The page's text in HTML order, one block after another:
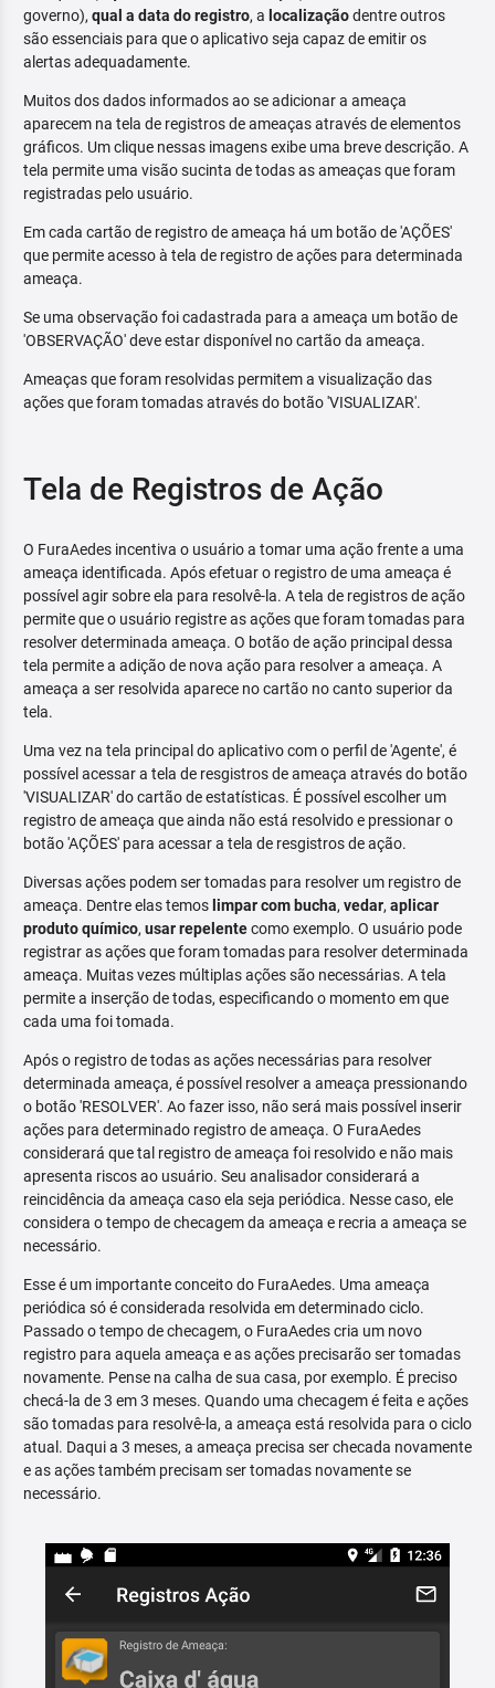
governo), qual a data do registro, a localizaçãodentre outros
são essenciais para que o aplicativo seja capaz de emitir os
alertas adequadamente.
Muitos dos dados informados ao se adicionar a ameaça
aparecem na tela de registros de ameaças através de elementos
gráficos. Um clique nessas imagens exibe uma breve descrição. A
tela permite uma visão sucinta de todas as ameaças que foram
registradas pelo usuário.
Em cada cartão de registro de ameaça há um botão de 'AÇÕES'
que permite acesso à tela de registro de ações para determinada
ameaça.
Se uma observação foi cadastrada para a ameaça um botão de
'OBSERVAÇÃO' deve estar disponível no cartão da ameaça.
Ameaças que foram resolvidas permitem a visualização das
ações que foram tomadas através do botão 'VISUALIZAR'.
Tela de Registros de Ação
O FuraAedes incentiva o usuário a tomar uma ação frente a uma
ameaça identificada. Após efetuar o registro de uma ameaça é
possível agir sobre ela para resolvê-la. A tela de registros de ação
permite que o usuário registre as ações que foram tomadas para
resolver determinada ameaça. O botão de ação principal dessa
tela permite a adição de nova ação para resolver a ameaça. A
ameaça a ser resolvida aparece no cartão no canto superior da
tela.
Uma vez na tela principal do aplicativo com o perfil de 'Agente', é
possível acessar a tela de resgistros de ameaça através do botão
'VISUALIZAR' do cartão de estatísticas. É possível escolher um
registro de ameaça que ainda não está resolvido e pressionar o
botão 'AÇÕES' para acessar a tela de resgistros de ação.
Diversas ações podem ser tomadas para resolver um registro de
ameaça. Dentre elas temos limpar com bucha, vedar, aplicar
produto químico, usar repelentecomo exemplo. O usuário pode
registrar as ações que foram tomadas para resolver determinada
ameaça. Muitas vezes múltiplas ações são necessárias. A tela
permite a inserção de todas, especificando o momento em que
cada uma foi tomada.
Após o registro de todas as ações necessárias para resolver
determinada ameaça, é possível resolver a ameaça pressionando
o botão 'RESOLVER'. Ao fazer isso, não será mais possível inserir
ações para determinado registro de ameaça. O FuraAedes
considerará que tal registro de ameaça foi resolvido e não mais
apresenta riscos ao usuário. Seu analisador considerará a
reincidência da ameaça caso ela seja periódica. Nesse caso, ele
considera o tempo de checagem da ameaça e recria a ameaça se
necessário.
Esse é um importante conceito do FuraAedes. Uma ameaça
periódica só é considerada resolvida em determinado ciclo.
Passado o tempo de checagem, o FuraAedes cria um novo
registro para aquela ameaça e as ações precisarão ser tomadas
novamente. Pense na calha de sua casa, por exemplo. É preciso
checá-la de 3 em 3 meses. Quando uma checagem é feita e ações
são tomadas para resolvê-la, a ameaça está resolvida para o ciclo
atual. Daqui a 3 meses, a ameaça precisa ser checada novamente
e as ações também precisam ser tomadas novamente se
necessário.